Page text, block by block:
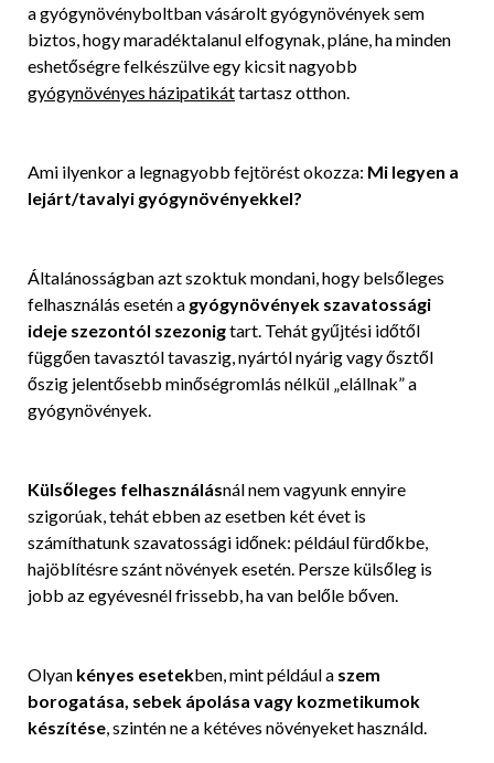
a gyógynövényboltban vásárolt gyógynövények sem
biztos, hogy maradéktalanul elfogynak, pláne, ha minden
eshetőségre felkészülve egy kicsit nagyobb
gyógynövényes házipatikáttartasz otthon.
Ami ilyenkor a legnagyobb fejtörést okozza: Mi legyen a
lejárt/tavalyi gyógynövényekkel?
Általánosságban azt szoktuk mondani, hogy belsőleges
felhasználás esetén a gyógynövények szavatossági
ideje szezontól szezonigtart. Tehát gyűjtési időtől
függően tavasztól tavaszig, nyártól nyárig vagy ősztől
őszig jelentősebb minőségromlás nélkül „elállnak” a
gyógynövények.
Külsőleges felhasználásnál nem vagyunk ennyire
szigorúak, tehát ebben az esetben két évet is
számíthatunk szavatossági időnek: például fürdőkbe,
hajöblítésre szánt növények esetén. Persze külsőleg is
jobb az egyévesnél frissebb, ha van belőle bőven.
Olyan kényes esetekben, mint például a szem
borogatása, sebek ápolása vagy kozmetikumok
készítése , szintén ne a kétéves növényeket használd.